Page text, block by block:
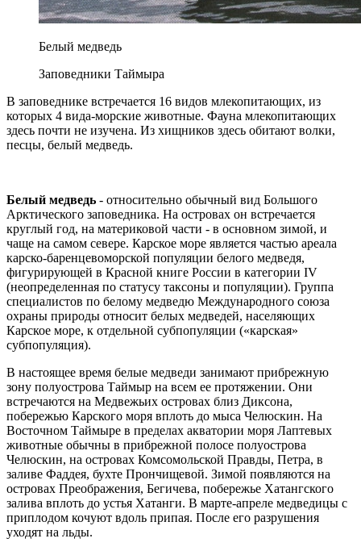
Белый медведь
Заповедники Таймыра
В заповеднике встречается 16 видов млекопитающих, из
которых 4 вида-морские животные. Фауна млекопитающих
здесь почти не изучена. Из хищников здесь обитают волки,
песцы, белый медведь.
Белый медведь - относительно обычный вид Большого
Арктического заповедника. На островах он встречается
круглый год, на материковой части - в основном зимой, и
чаще на самом севере. Карское море является частью ареала
карско-баренцевоморской популяции белого медведя,
фигурирующей в Красной книге России в категории IV
(неопределенная по статусу таксоны и популяции). Группа
специалистов по белому медведю Международного союза
охраны природы относит белых медведей, населяющих
Карское море, к отдельной субпопуляции («карская»
субпопуляция).
В настоящее время белые медведи занимают прибрежную
зону полуострова Таймыр на всем ее протяжении. Они
встречаются на Медвежьих островах близ Диксона,
побережью Карского моря вплоть до мыса Челюскин. На
Восточном Таймыре в пределах акватории моря Лаптевых
животные обычны в прибрежной полосе полуострова
Челюскин, на островах Комсомольской Правды, Петра, в
заливе Фаддея, бухте Прончищевой. Зимой появляются на
островах Преображения, Бегичева, побережье Хатангского
залива вплоть до устья Хатанги. В марте-апреле медведицы с
приплодом кочуют вдоль припая. После его разрушения
уходят на льды.